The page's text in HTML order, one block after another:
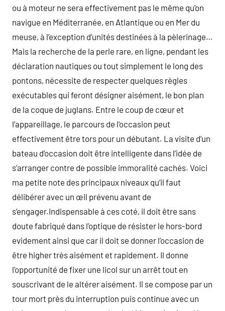
ou à moteur ne sera effectivement pas le même qu’on
navigue en Méditerranée, en Atlantique ou en Mer du
meuse, à l’exception d’unités destinées à la pèlerinage…
Mais la recherche de la perle rare, en ligne, pendant les
déclaration nautiques ou tout simplement le long des
pontons, nécessite de respecter quelques règles
exécutables qui feront désigner aisément, le bon plan
de la coque de juglans. Entre le coup de cœur et
l’appareillage, le parcours de l’occasion peut
effectivement être tors pour un débutant. La visite d’un
bateau d’occasion doit être intelligente dans l’idée de
s’arranger contre de possible immoralité cachés. Voici
ma petite note des principaux niveaux qu’il faut
délibérer avec un œil prévenu avant de
s’engager.Indispensable à ces coté, il doit être sans
doute fabriqué dans l’optique de résister le hors-bord
evidement ainsi que car il doit se donner l’occasion de
être higher très aisément et rapidement. Il donne
l’opportunité de fixer une licol sur un arrêt tout en
souscrivant de le altérer aisément. Il se compose par un
tour mort près du interruption puis continue avec un